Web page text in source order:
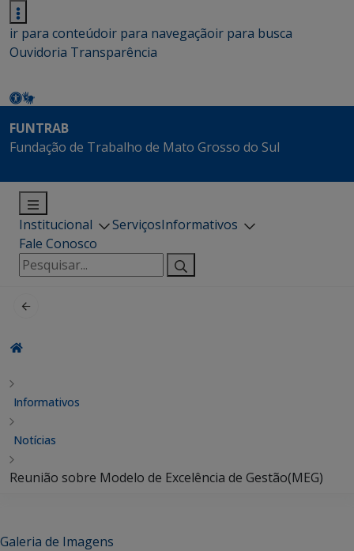
ir para conteúdoir para navegaçãoir para busca
Ouvidoria Transparência
FUNTRAB
Fundação de Trabalho de Mato Grosso do Sul
Institucional ServiçosInformativos
Fale Conosco
Pesquisar
por:
Informativos
Notícias
Reunião sobre Modelo de Excelência de Gestão(MEG)
Galeria de Imagens